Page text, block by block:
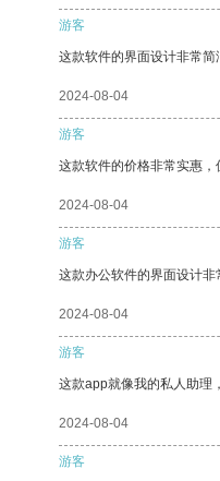
游客
这款软件的界面设计非常简
2024-08-04
游客
这款软件的价格非常实惠，
2024-08-04
游客
这款办公软件的界面设计非
2024-08-04
游客
这款app就像我的私人助理
2024-08-04
游客